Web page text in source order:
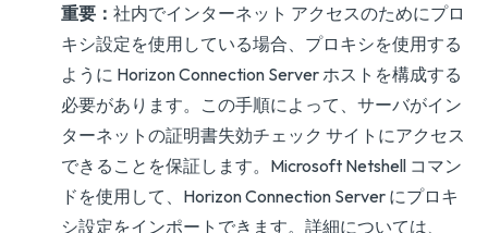
重要： 社内でインターネット アクセスのためにプロ
キシ設定を使用している場合、プロキシを使用する
ように Horizon Connection Server ホストを構成する
必要があります。この手順によって、サーバがイン
ターネットの証明書失効チェック サイトにアクセス
できることを保証します。Microsoft Netshell コマン
ドを使用して、Horizon Connection Server にプロキ
シ設定をインポートできます。詳細については、